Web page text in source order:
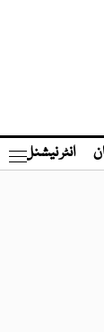
انٹر نیشنل